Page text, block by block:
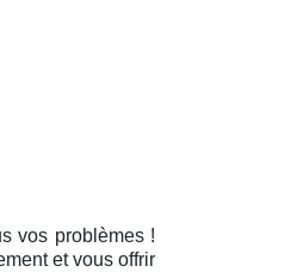
vos problèmes !
et vous offrir